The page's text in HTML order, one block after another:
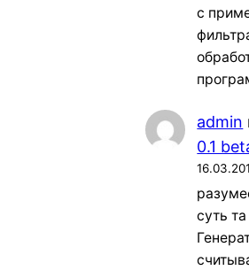
с
admin
0.1
суть